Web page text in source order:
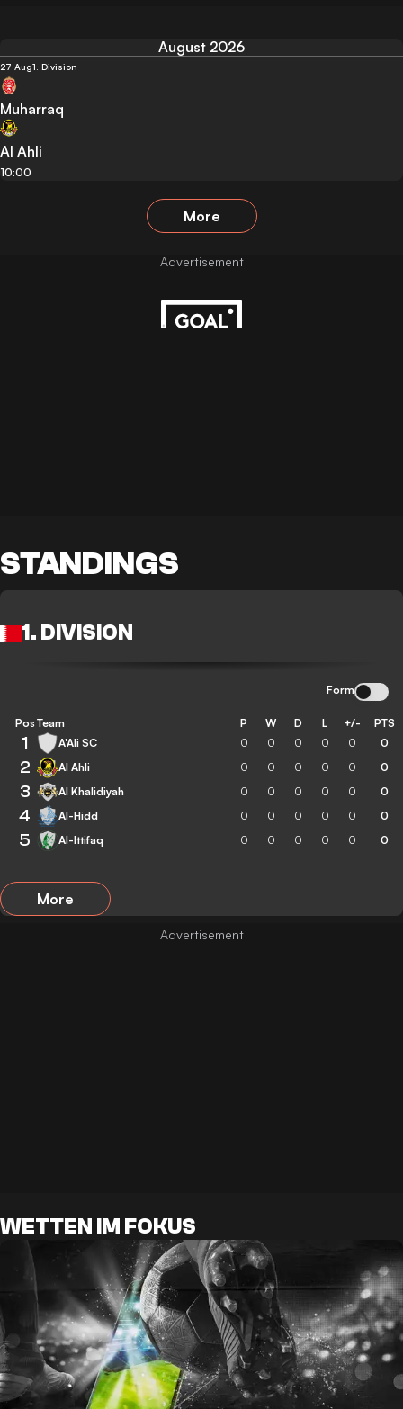
August 2026
27 Aug1. Division
Muharraq
Al Ahli
10:00
More
STANDINGS
1. DIVISION
Form
Pos Team P W D L +/- PTS
1 A'Ali SC 0 0 0 0 0 0
2 Al Ahli 0 0 0 0 0 0
3 Al Khalidiyah 0 0 0 0 0 0
4 Al-Hidd 0 0 0 0 0 0
5 Al-Ittifaq 0 0 0 0 0 0
More
WETTEN IM FOKUS